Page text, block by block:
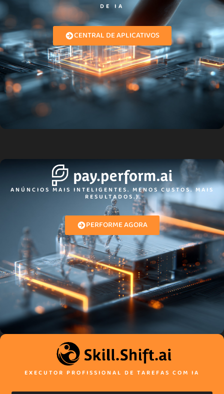
DE IA​
CENTRAL DE APLICATIVOS
ANÚNCIOS MAIS INTELIGENTES. MENOS CUSTOS. MAIS
RESULTADOS.)
PERFORME AGORA
EXECUTOR PROFISSIONAL DE TAREFAS COM IA